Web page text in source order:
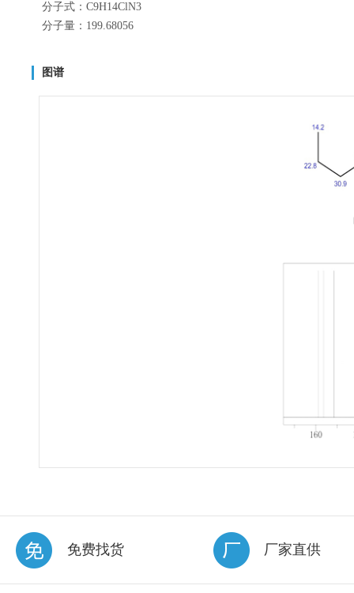
分子式：C9H14ClN3
分子量：199.68056
图谱
免费找货 厂家直供